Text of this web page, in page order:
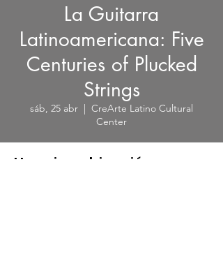
La Guitarra
Latinoamericana: Five
Centuries of Plucked
Strings
sáb, 25 abr
  |
CreArte Latino Cultural
Center
Horario y ubicación